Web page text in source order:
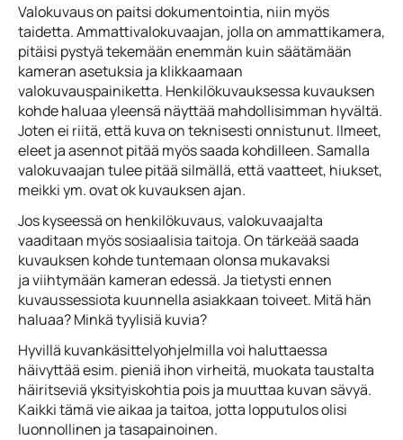
Valokuvaus on paitsi dokumentointia, niin myös
taidetta. Ammattivalokuvaajan, jolla on ammattikamera,
pitäisi pystyä tekemään enemmän kuin säätämään
kameran asetuksia ja klikkaamaan
valokuvauspainiketta. Henkilökuvauksessa kuvauksen
kohde haluaa yleensä näyttää mahdollisimman hyvältä.
Joten ei riitä, että kuva on teknisesti onnistunut. Ilmeet,
eleet ja asennot pitää myös saada kohdilleen. Samalla
valokuvaajan tulee pitää silmällä, että vaatteet, hiukset,
meikki ym. ovat ok kuvauksen ajan.
Jos kyseessä on henkilökuvaus, valokuvaajalta
vaaditaan myös sosiaalisia taitoja. On tärkeää saada
kuvauksen kohde tuntemaan olonsa mukavaksi
ja viihtymään kameran edessä. Ja tietysti ennen
kuvaussessiota kuunnella asiakkaan toiveet. Mitä hän
haluaa? Minkä tyylisiä kuvia?
Hyvillä kuvankäsittelyohjelmilla voi haluttaessa
häivyttää esim. pieniä ihon virheitä, muokata taustalta
häiritseviä yksityiskohtia pois ja muuttaa kuvan sävyä.
Kaikki tämä vie aikaa ja taitoa, jotta lopputulos olisi
luonnollinen ja tasapainoinen.